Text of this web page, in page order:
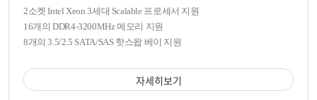
2소켓 Intel Xeon 3세대 Scalable 프로세서 지원
16개의 DDR4-3200MHz 메모리 지원
8개의 3.5/2.5 SATA/SAS 핫스왑 베이 지원
자세히보기